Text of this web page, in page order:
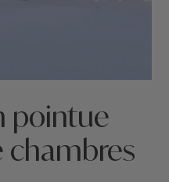
pointue
chambres